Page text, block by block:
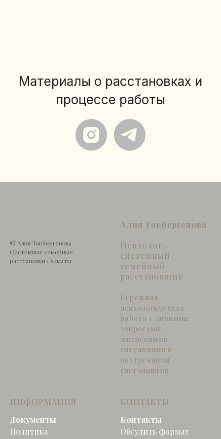
Материалы о расстановках и
процессе работы
© Алия Токбергенова ·
Системные семейные
расстановки · Алматы
Алия Токбергенова
Психолог ·
системный
семейный
расстановщик
Бережная
психологическая
работа с личными
запросами,
жизненными
ситуациями и
внутренними
состояниями.
ИНФОРМАЦИЯ
Документы
Политика
КОНТАКТЫ
Контакты
Обсудить формат